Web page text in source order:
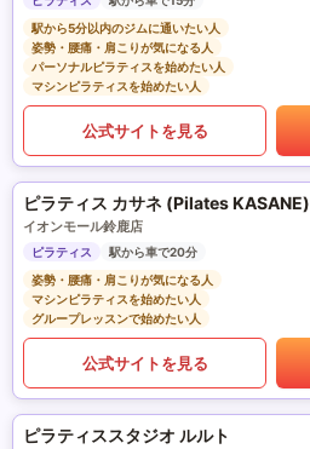
駅から5分以内のジムに通いたい人
姿勢・腰痛・肩こりが気になる人
パーソナルピラティスを始めたい人
マシンピラティスを始めたい人
公式サイトを見る
ピラティス カサネ (Pilates KASANE)
イオンモール鈴鹿店
ピラティス
駅から車で20分
姿勢・腰痛・肩こりが気になる人
マシンピラティスを始めたい人
グループレッスンで始めたい人
公式サイトを見る
ピラティススタジオ ルルト